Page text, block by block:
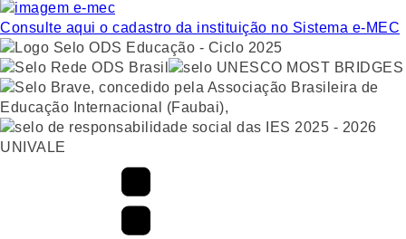
Consulte aqui o cadastro da instituição no Sistema e-MEC
UNIVALE